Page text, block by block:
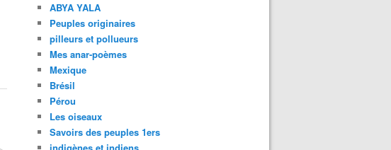
ABYA YALA
Peuples originaires
pilleurs et pollueurs
Mes anar-poèmes
Mexique
Brésil
Pérou
Les oiseaux
Savoirs des peuples 1ers